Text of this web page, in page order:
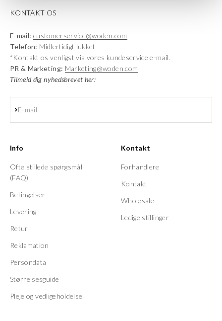
KONTAKT OS
E-mail: customerservice@woden.com
Telefon: Midlertidigt lukket
*Kontakt os venligst via vores kundeservice e-mail.
PR & Marketing: Marketing@woden.com
Tilmeld dig nyhedsbrevet her:
E-mail
Abonnér
Info
Ofte stillede spørgsmål
(FAQ)
Betingelser
Levering
Retur
Reklamation
Persondata
Størrelsesguide
Pleje og vedligeholdelse
Kontakt
Forhandlere
Kontakt
Wholesale
Ledige stillinger